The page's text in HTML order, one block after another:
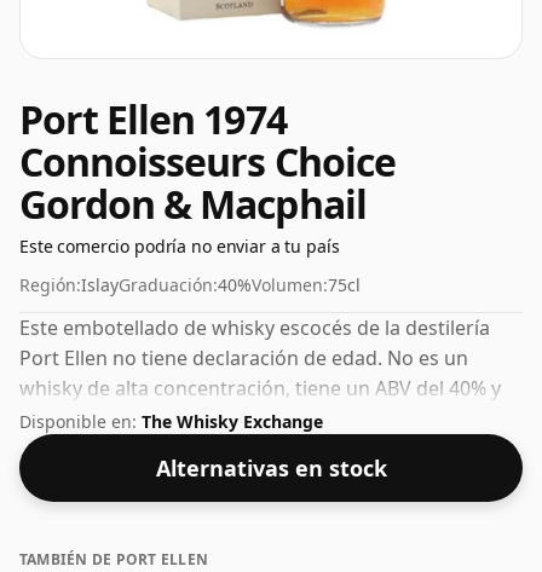
Port Ellen 1974
Connoisseurs Choice
Gordon & Macphail
Este comercio podría no enviar a tu país
Región:IslayGraduación:40%Volumen:75cl
Este embotellado de whisky escocés de la destilería
Port Ellen no tiene declaración de edad. No es un
whisky de alta concentración, tiene un ABV del 40% y
se embotella en un tamaño normal de 75 cl.
Disponible en: The Whisky Exchange
Alternativas en stock
TAMBIÉN DE PORT ELLEN